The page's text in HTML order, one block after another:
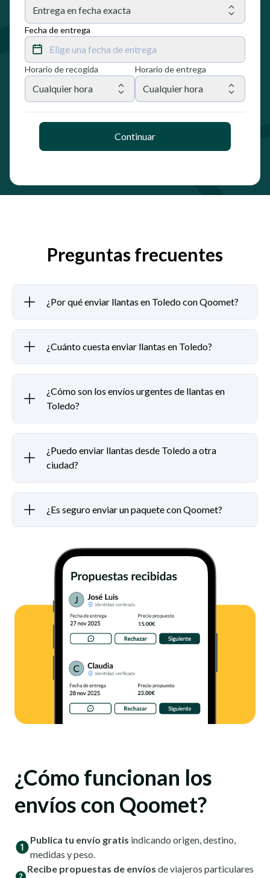
Entrega en fecha exacta
Fecha de entrega
Elige una fecha de entrega
Horario de recogida
Cualquier hora
Horario de entrega
Cualquier hora
Continuar
Preguntas frecuentes
¿Por qué enviar llantas en Toledo con Qoomet?
¿Cuánto cuesta enviar llantas en Toledo?
¿Cómo son los envíos urgentes de llantas en
Toledo?
¿Puedo enviar llantas desde Toledo a otra
ciudad?
¿Es seguro enviar un paquete con Qoomet?
¿Cómo funcionan los
envíos con Qoomet?
Publica tu envío gratis indicando origen, destino,
medidas y peso.
Recibe propuestas de envíos de viajeros particulares